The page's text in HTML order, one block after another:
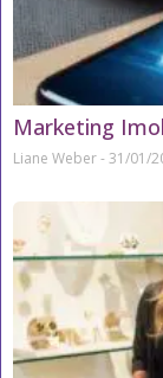
Marketing
Liane Weber 31/01/